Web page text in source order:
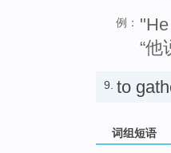
例：
“他
9. to
词组短语